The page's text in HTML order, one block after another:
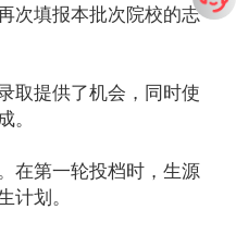
次填报本批次院校的志
提供了机会，同时使
。
第一轮投档时，生源
计划。